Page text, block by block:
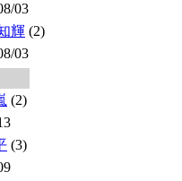
03
輝 (2)
03
(2)
(3)